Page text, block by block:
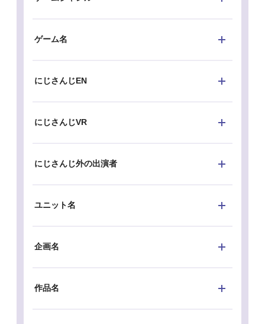
ゲーム名
にじさんじEN
にじさんじVR
にじさんじ外の出演者
ユニット名
企画名
作品名